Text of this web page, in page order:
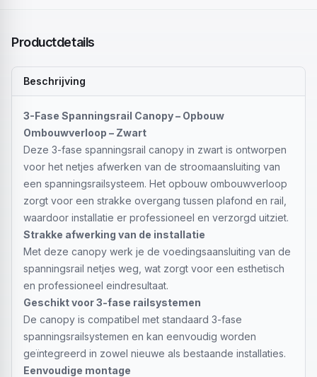
Productdetails
Beschrijving
3-Fase Spanningsrail Canopy – Opbouw
Ombouwverloop – Zwart
Deze 3-fase spanningsrail canopy in zwart is ontworpen
voor het netjes afwerken van de stroomaansluiting van
een spanningsrailsysteem. Het opbouw ombouwverloop
zorgt voor een strakke overgang tussen plafond en rail,
waardoor installatie er professioneel en verzorgd uitziet.
Strakke afwerking van de installatie
Met deze canopy werk je de voedingsaansluiting van de
spanningsrail netjes weg, wat zorgt voor een esthetisch
en professioneel eindresultaat.
Geschikt voor 3-fase railsystemen
De canopy is compatibel met standaard 3-fase
spanningsrailsystemen en kan eenvoudig worden
geïntegreerd in zowel nieuwe als bestaande installaties.
Eenvoudige montage